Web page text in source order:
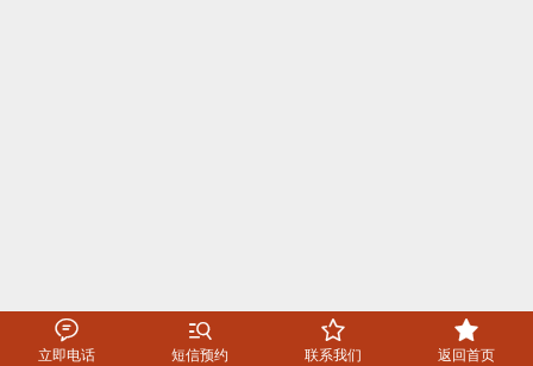

立即电话

短信预约

联系我们

返回首页